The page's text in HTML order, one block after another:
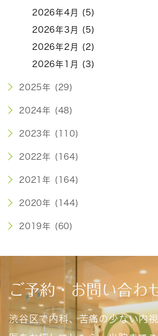
2026年4月 (5)
2026年3月 (5)
2026年2月 (2)
2026年1月 (3)
2025年 (29)
2024年 (48)
2023年 (110)
2022年 (164)
2021年 (164)
2020年 (144)
2019年 (60)
ご予約・お問い合わ
渋谷区で内科、苦痛の少ない内